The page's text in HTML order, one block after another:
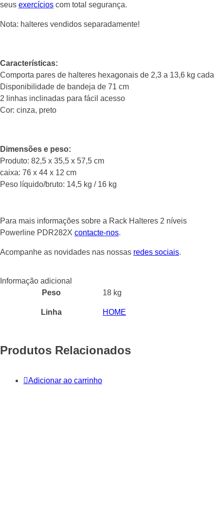
seus exercícios com total segurança.
Nota: halteres vendidos separadamente!
Características:
Comporta pares de halteres hexagonais de 2,3 a 13,6 kg cada
Disponibilidade de bandeja de 71 cm
2 linhas inclinadas para fácil acesso
Cor: cinza, preto
Dimensões e peso:
Produto: 82,5 x 35,5 x 57,5 cm
caixa: 76 x 44 x 12 cm
Peso líquido/bruto: 14,5 kg / 16 kg
Para mais informações sobre a Rack Halteres 2 níveis
Powerline PDR282X contacte-nos.
Acompanhe as novidades nas nossas redes sociais.
Informação adicional
Peso
18 kg
Linha HOME
Produtos Relacionados
Adicionar ao carrinho